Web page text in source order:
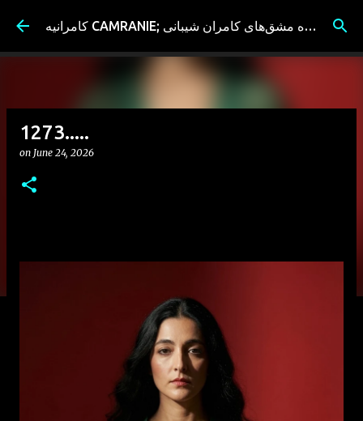
Skip to main content کامرانیه CAMRANIE; سیاه مشق‌های کامران شیبانی
1273.....
on June 24, 2026